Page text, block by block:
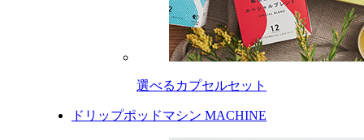
選べるカプセルセット
ドリップポッドマシン MACHINE